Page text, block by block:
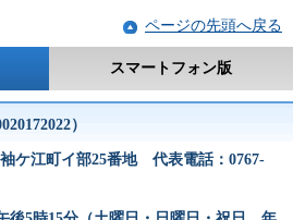
ページの先頭へ戻る
スマートフォン版
）
ケ江町イ部25番地 代表電話：0767-